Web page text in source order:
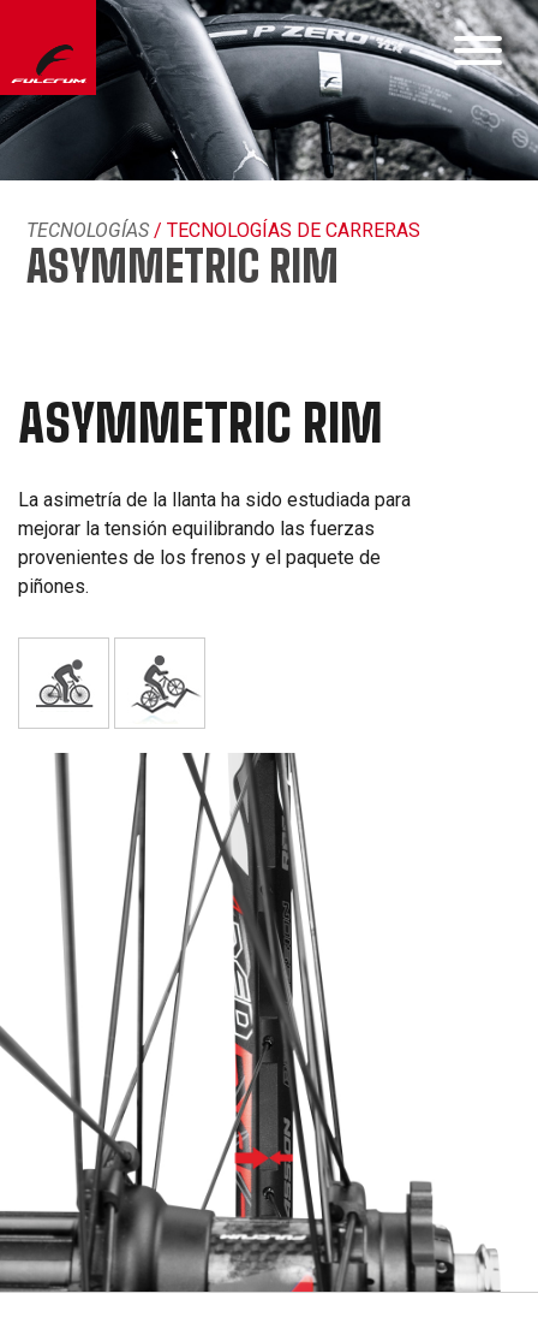
TECNOLOGÍAS / TECNOLOGÍAS DE CARRERAS
ASYMMETRIC RIM
ASYMMETRIC RIM
La asimetría de la llanta ha sido estudiada para
mejorar la tensión equilibrando las fuerzas
provenientes de los frenos y el paquete de
piñones.